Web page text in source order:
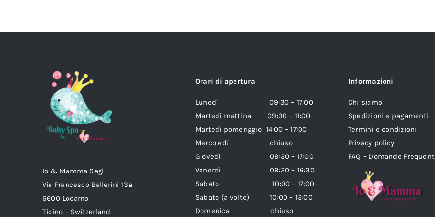
Io & Mamma Sagl
Via Francesco Ballerini 13a
6600 Locarno
Ticino – Switzerland
Orari di apertura
Lunedì 09:30 – 17:00
Martedì mattina 09:30 – 11:00
Martedì pomeriggio 14:00 – 17:00
Mercoledì chiuso
Giovedì 09:30 – 17:00
Venerdì 09:30 – 16:30
Sabato 10:00 – 17:00
Sabato (a volte) 10:00 – 13:00
Domenica chiuso
Informazioni
Chi siamo
Spedizioni e pagamenti
Termini e condizioni
Privacy policy
FAQ – Domande